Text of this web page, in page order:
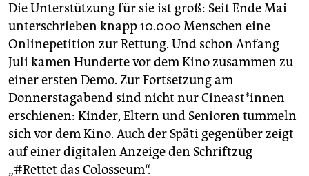
Die Unterstützung für sie ist groß: Seit Ende Mai
unterschrieben knapp 10.000 Menschen eine
Onlinepetition zur Rettung. Und schon Anfang
Juli kamen Hunderte vor dem Kino zusammen zu
einer ersten Demo. Zur Fortsetzung am
Donnerstagabend sind nicht nur Ci­neas­t*in­nen
erschienen: Kinder, Eltern und Senioren tummeln
sich vor dem Kino. Auch der Späti gegenüber zeigt
auf einer digitalen Anzeige den Schriftzug
„#Rettet das Colosseum“.